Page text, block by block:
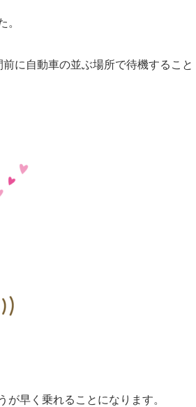
。
に自動車の並ぶ場所で待機すること
早く乗れることになります。